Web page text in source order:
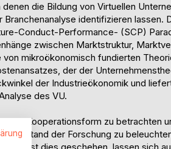
die Bildung von Virtuellen
identifizieren lassen.
Conduct-Performance- (SCP)
zwischen Marktstruktur,
mikroökonomisch fundierten
der der
der Industrieökonomik und
des VU.
Kooperationsform zu betrachten
Stand der Forschung zu